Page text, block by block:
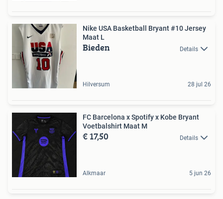
Nike USA Basketball Bryant #10 Jersey
Maat L
Bieden Details
Hilversum 28 jul 26
FC Barcelona x Spotify x Kobe Bryant
Voetbalshirt Maat M
€ 17,50 Details
Alkmaar 5 jun 26